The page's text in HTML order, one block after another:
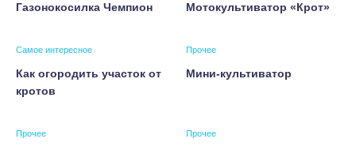
Газонокосилка Чемпион Мотокультиватор «Крот»
Самое интересное
Как огородить участок от
кротов
Прочее
Мини-культиватор
Прочее Прочее